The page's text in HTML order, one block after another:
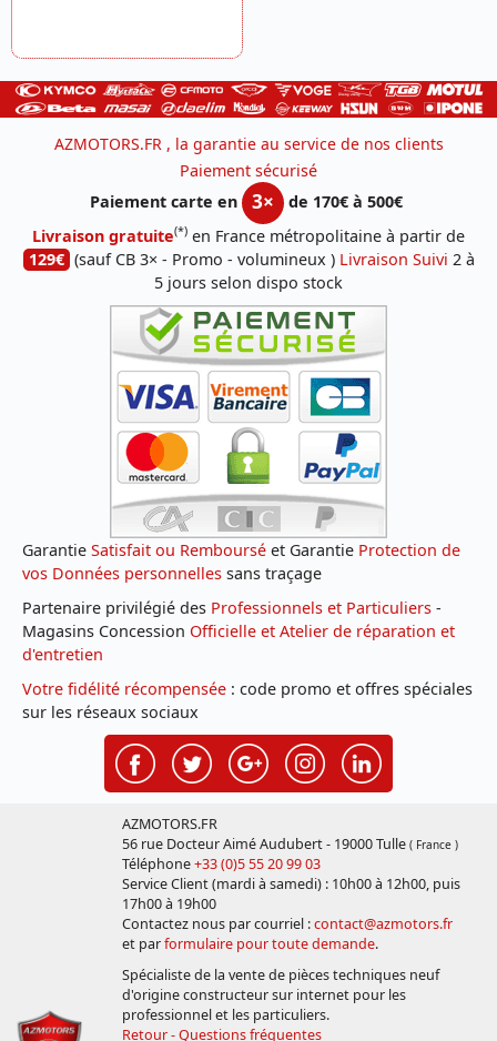
AZMOTORS.FR , la garantie au service de nos clients
Paiement sécurisé
Paiement carte en
3×
de 170€ à 500€
Livraison gratuite(*) en France métropolitaine à partir de
129€ (sauf CB 3× - Promo - volumineux ) Livraison Suivi 2 à
5 jours selon dispo stock
Garantie Satisfait ou Remboursé et Garantie Protection de
vos Données personnelles sans traçage
Partenaire privilégié des Professionnels et Particuliers -
Magasins Concession Officielle et Atelier de réparation et
d'entretien
Votre fidélité récompensée : code promo et offres spéciales
sur les réseaux sociaux
AZMOTORS.FR
56 rue Docteur Aimé Audubert - 19000 Tulle ( France )
Téléphone+33 (0)5 55 20 99 03
Service Client (mardi à samedi) : 10h00 à 12h00, puis
17h00 à 19h00
Contactez nous par courriel :contact@azmotors.fr
et parformulaire pour toute demande.
Spécialiste de la vente de pièces techniques neuf
d'origine constructeur sur internet pour les
professionnel et les particuliers.
Retour - Questions fréquentes